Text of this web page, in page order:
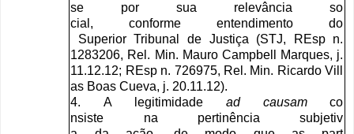
se
por sua relevância
so
cial ,conforme entendimento
do
Superior Tribunal de Justiça (STJ, REsp n.
1283206, Rel . Min. Mauro Campbell Marques, j.
11.12.12; REsp n. 726975, Rel . Min. Ricardo Vill
as Boas Cueva, j. 20.11.12).
4. A legitimidade ad causam
co
nsiste
na pertinência
subjetiv